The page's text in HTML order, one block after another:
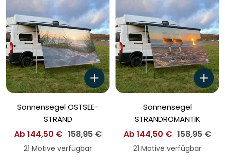
Sonnensegel OSTSEE-
STRAND
Angebotspreis
Ab 144,50 € Regulärer
Preis
158,95 €
21 Motive verfügbar
Sonnensegel
STRANDROMANTIK
Angebotspreis
Ab 144,50 € Regulärer
Preis
158,95 €
21 Motive verfügbar